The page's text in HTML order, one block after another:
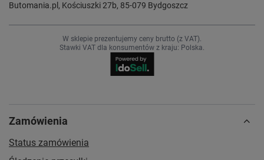
Butomania.pl , Kościuszki 27b, 85-079 Bydgoszcz
W sklepie prezentujemy ceny brutto (z VAT).
Stawki VAT dla konsumentów z kraju: Polska.
Zamówienia
Status zamówienia